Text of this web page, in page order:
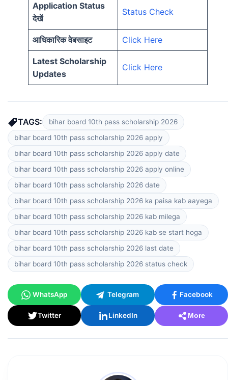
Application Status
देखें
Status Check
आधिकारिक वेबसाइट Click Here
Latest Scholarship
Updates
Click Here
TAGS:
bihar board 10th pass scholarship 2026
bihar board 10th pass scholarship 2026 apply
bihar board 10th pass scholarship 2026 apply date
bihar board 10th pass scholarship 2026 apply online
bihar board 10th pass scholarship 2026 date
bihar board 10th pass scholarship 2026 ka paisa kab aayega
bihar board 10th pass scholarship 2026 kab milega
bihar board 10th pass scholarship 2026 kab se start hoga
bihar board 10th pass scholarship 2026 last date
bihar board 10th pass scholarship 2026 status check
WhatsApp Telegram Facebook
Twitter LinkedIn More